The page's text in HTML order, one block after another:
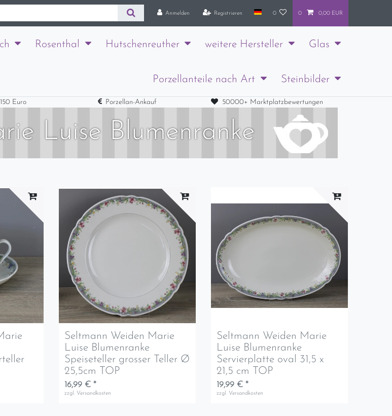
Anmelden Registrieren 0 0 0,00 EUR
Rosenthal Hutschenreuther weitere Hersteller Glas
Porzellanteile nach Art Steinbilder
Euro Porzellan-Ankauf 50000+ Marktplatzbewertungen
Luise Blumenranke
Seltmann Weiden Marie
Luise Blumenranke
Speiseteller grosser Teller Ø
25,5cm TOP
16,99 € *
zzgl. Versandkosten
Seltmann Weiden Marie
Luise Blumenranke
Servierplatte oval 31,5 x
21,5 cm TOP
19,99 € *
zzgl. Versandkosten